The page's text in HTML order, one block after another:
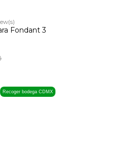
Fondant 3
Recoger bodega CDMX